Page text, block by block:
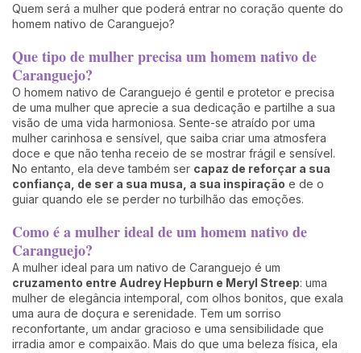
Quem será a mulher que poderá entrar no coração quente do
homem nativo de Caranguejo?
Que tipo de mulher precisa um homem nativo de
Caranguejo?
O homem nativo de Caranguejo é gentil e protetor e precisa
de uma mulher que aprecie a sua dedicação e partilhe a sua
visão de uma vida harmoniosa. Sente-se atraído por uma
mulher carinhosa e sensível, que saiba criar uma atmosfera
doce e que não tenha receio de se mostrar frágil e sensível.
No entanto, ela deve também ser capaz de reforçar a sua
confiança, de ser a sua musa, a sua inspiração e de o
guiar quando ele se perder no turbilhão das emoções.
Como é a mulher ideal de um homem nativo de
Caranguejo?
A mulher ideal para um nativo de Caranguejo é um
cruzamento entre Audrey Hepburn e Meryl Streep: uma
mulher de elegância intemporal, com olhos bonitos, que exala
uma aura de doçura e serenidade. Tem um sorriso
reconfortante, um andar gracioso e uma sensibilidade que
irradia amor e compaixão. Mais do que uma beleza física, ela